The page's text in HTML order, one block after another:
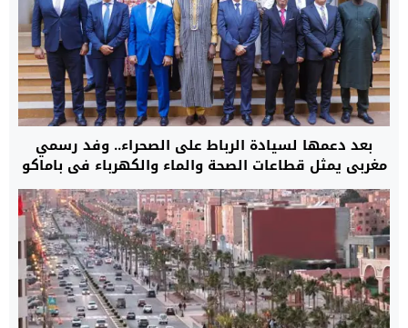
بعد دعمها لسيادة الرباط على الصحراء.. وفد رسمي
مغربي يمثل قطاعات الصحة والماء والكهرباء في باماكو
لبدء مرحلة جديدة من التعاون